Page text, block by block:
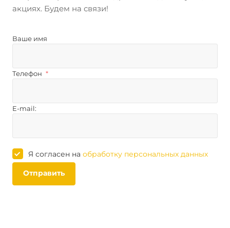
акциях. Будем на связи!
Ваше имя
Телефон *
E-mail:
Я согласен на обработку персональных данных
Отправить